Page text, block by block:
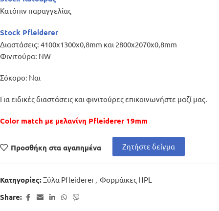
Κατόπιν παραγγελίας
Stock Pfleiderer
Διαστάσεις: 4100x1300x0,8mm και 2800x2070x0,8mm
Φινιτούρα: NW
Σόκορο: Ναι
Για ειδικές διαστάσεις και φινιτούρες επικοινωνήστε μαζί μας.
Color match με μελανίνη Pfleiderer 19mm
Προσθήκη στα αγαπημένα Ζητήστε δείγμα
Κατηγορίες:Ξύλα Pfleiderer, Φορμάικες HPL
Share: